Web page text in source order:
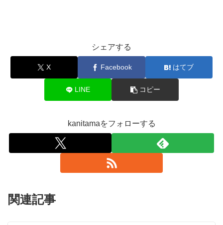
シェアする
X Facebook はてブ
LINE コピー
kanitamaをフォローする
関連記事